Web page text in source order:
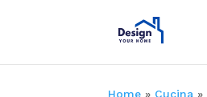
Home » Cucina »